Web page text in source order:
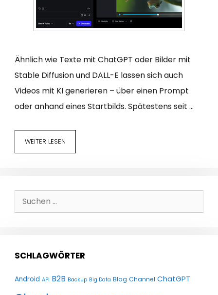
Ähnlich wie Texte mit ChatGPT oder Bilder mit
Stable Diffusion und DALL-E lassen sich auch
Videos mit KI generieren – über einen Prompt
oder anhand eines Startbilds. Spätestens seit …
WEITER LESEN
Suchen
nach:
SCHLAGWÖRTER
Android API B2B Backup Big Data Blog Channel ChatGPT